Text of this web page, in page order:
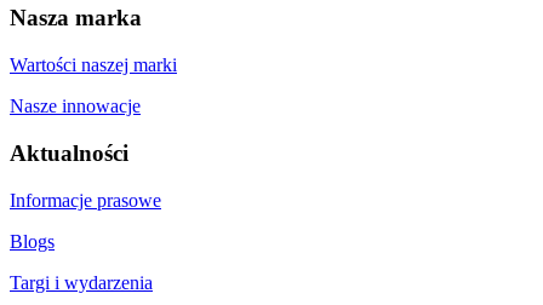
Nasza marka
Wartości naszej marki
Nasze innowacje
Aktualności
Informacje prasowe
Blogs
Targi i wydarzenia